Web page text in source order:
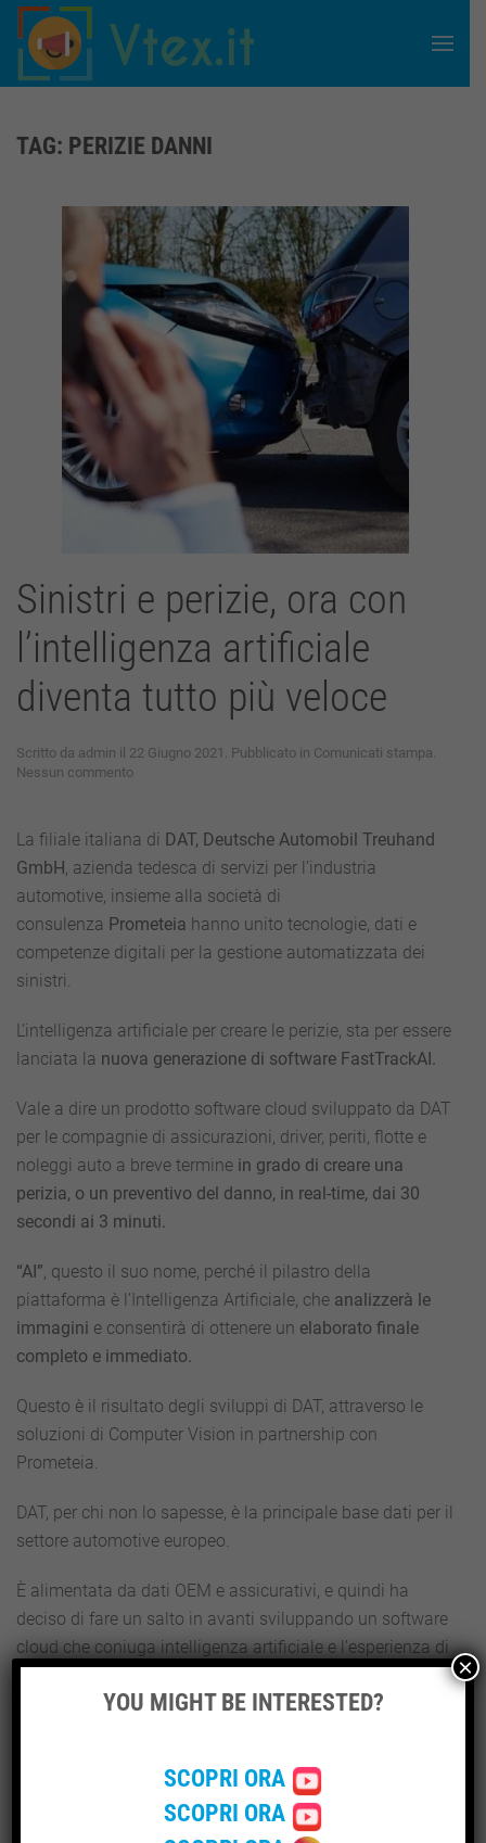
Skip to main content
TAG: PERIZIE DANNI
Sinistri e perizie, ora con
l’intelligenza artificiale
diventa tutto più veloce
Scritto da admin il 22 Giugno 2021 . Pubblicato in Comunicati stampa.
Nessun commentosu
perizie,
ora
con
l’intelligenza
diventa
tutto
più
La filiale italiana di DAT, Deutsche Automobil Treuhand
GmbH, azienda tedesca di servizi per l’industria
automotive, insieme alla società di
consulenza Prometeia hanno unito tecnologie, dati e
competenze digitali per la gestione automatizzata dei
sinistri.
L’intelligenza artificiale per creare le perizie, sta per essere
lanciata la nuova generazione di software FastTrackAI.
Vale a dire un prodotto software cloud sviluppato da DAT
per le compagnie di assicurazioni, driver, periti, flotte e
noleggi auto a breve termine in grado di creare una
perizia, o un preventivo del danno, in real-time, dai 30
secondi ai 3 minuti.
“AI”, questo il suo nome, perché il pilastro della
piattaforma è l’Intelligenza Artificiale, che analizzerà le
immagini e consentirà di ottenere un elaborato finale
completo e immediato.
Questo è il risultato degli sviluppi di DAT, attraverso le
soluzioni di Computer Vision in partnership con
Prometeia.
DAT, per chi non lo sapesse, è la principale base dati per il
settore automotive europeo.
È alimentata da dati OEM e assicurativi, e quindi ha
deciso di fare un salto in avanti sviluppando un software
cloud che coniuga intelligenza artificiale e l’esperienza di
processi di business di Prometeia.
Il funzionamento è semplice: in caso di un incidente
YOU MIGHT BE INTERESTED?
SCOPRI ORA
SCOPRI ORA
×